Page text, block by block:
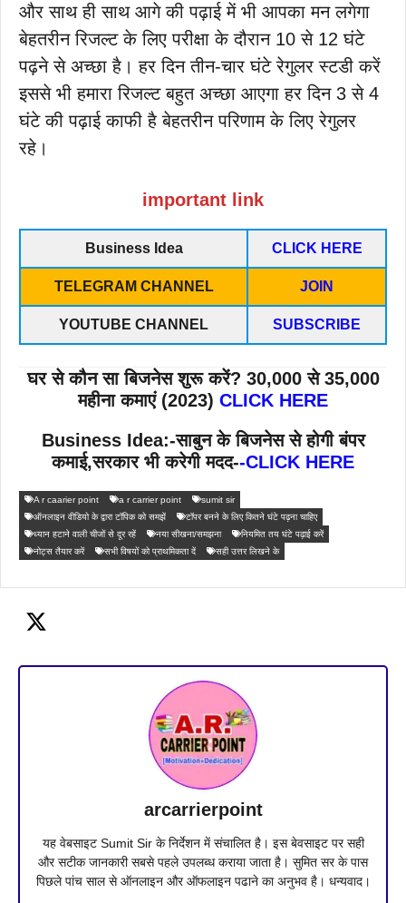
और साथ ही साथ आगे की पढ़ाई में भी आपका मन लगेगा
बेहतरीन रिजल्ट के लिए परीक्षा के दौरान 10 से 12 घंटे
पढ़ने से अच्छा है। हर दिन तीन-चार घंटे रेगुलर स्टडी करें
इससे भी हमारा रिजल्ट बहुत अच्छा आएगा हर दिन 3 से 4
घंटे की पढ़ाई काफी है बेहतरीन परिणाम के लिए रेगुलर
रहे।
important link
Business Idea CLICK HERE
TELEGRAM CHANNEL JOIN
YOUTUBE CHANNEL SUBSCRIBE
घर से कौन सा बिजनेस शुरू करें? 30,000 से 35,000
महीना कमाएं (2023) CLICK HERE
Business Idea:-साबुन के बिजनेस से होगी बंपर
कमाई,सरकार भी करेगी मदद--CLICK HERE
A r caarier point a r carrier point
sumit sir
ऑनलाइन वीडियो के द्वारा टॉपिक को समझें
टॉपर बनने के लिए कितने घंटे पढ़ना चाहिए
ध्यान हटाने वाली चीजों से दूर रहें
नया सीखना/समझना
नियमित तय घंटे पढ़ाई करें
नोट्स तैयार करें
सभी विषयों को प्राथमिकता दें सही उत्तर लिखने के
arcarrierpoint
यह वेबसाइट Sumit Sir के निर्देशन में संचालित है। इस बेवसाइट पर सही
और सटीक जानकारी सबसे पहले उपलब्ध कराया जाता है। सुमित सर के पास
पिछले पांच साल से ऑनलाइन और ऑफलाइन पढाने का अनुभव है। धन्यवाद।